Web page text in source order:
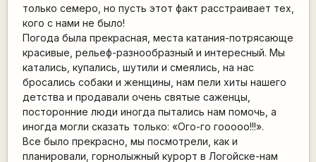
только семеро, но пусть этот факт расстраивает тех,
кого с нами не было!
Погода была прекрасная, места катания-потрясающе
красивые, рельеф-разнообразный и интересный. Мы
катались, купались, шутили и смеялись, на нас
бросались собаки и женщины, нам пели хиты нашего
детства и продавали очень святые саженцы,
посторонние люди иногда пытались нам помочь, а
иногда могли сказать только: «Ого-го гооооо!!!».
Все было прекрасно, мы посмотрели, как и
планировали, горнолыжный курорт в Логойске-нам